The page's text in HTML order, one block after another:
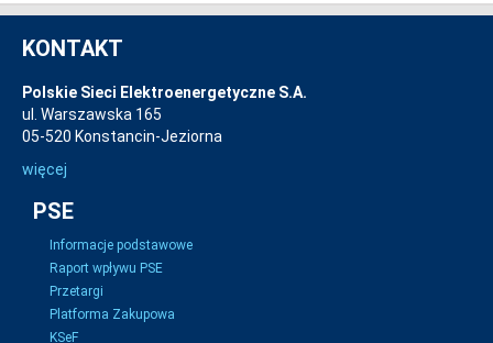
KONTAKT
Polskie Sieci Elektroenergetyczne S.A.
ul. Warszawska 165
05-520 Konstancin-Jeziorna
więcej
PSE
Informacje podstawowe
Raport wpływu PSE
Przetargi
Platforma Zakupowa
KSeF